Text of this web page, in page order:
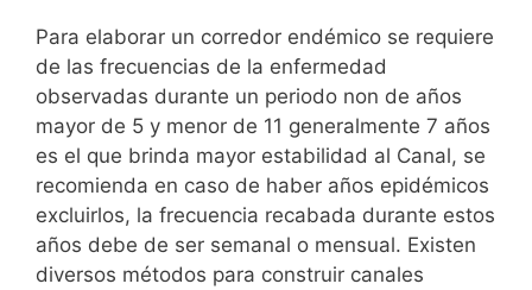
Para elaborar un corredor endémico se requiere
de las frecuencias de la enfermedad
observadas durante un periodo non de años
mayor de 5 y menor de 11 generalmente 7 años
es el que brinda mayor estabilidad al Canal, se
recomienda en caso de haber años epidémicos
excluirlos, la frecuencia recabada durante estos
años debe de ser semanal o mensual. Existen
diversos métodos para construir canales